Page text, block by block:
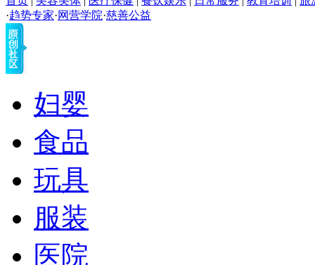
·趋势专家·网营学院·慈善公益
妇婴
食品
玩具
服装
医院